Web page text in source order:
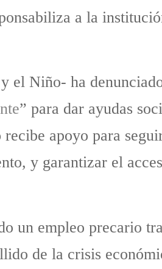
a la
el Niño- ha
” para dar ayudas
recibe apoyo para
y garantizar el
un empleo precario
de la crisis